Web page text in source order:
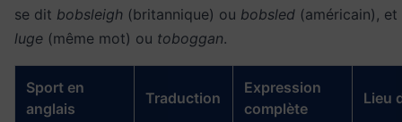
se dit bobsleigh (britannique) ou bobsled (américain),
luge (même mot) ou toboggan.
Sport en
anglais
Traduction
Expression
complète
Lieu